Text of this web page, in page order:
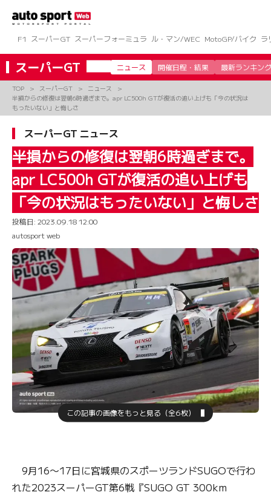
ツ
へ
ス
キ
F1 スーパーGT スーパーフォーミュラ ル・マン/WEC MotoGP/バイク ラ
スーパーGT ニュース 開催日程・結果 最新ランキング
TOP スーパーGT
ニュース
半損からの修復は翌朝6時過ぎまで。apr LC500h GTが復活の追い上げも「今の状況は
もったいない」と悔しさ
スーパーGT ニュース
半損からの修復は翌朝6時過ぎまで。
apr LC500h GTが復活の追い上げも
「今の状況はもったいない」と悔しさ
投稿日: 2023.09.18 12:00
autosport web
この記事の画像をもっと見る（全6枚）
9月16〜17日に宮城県のスポーツランドSUGOで行わ
れた2023スーパーGT第6戦『SUGO GT 300km